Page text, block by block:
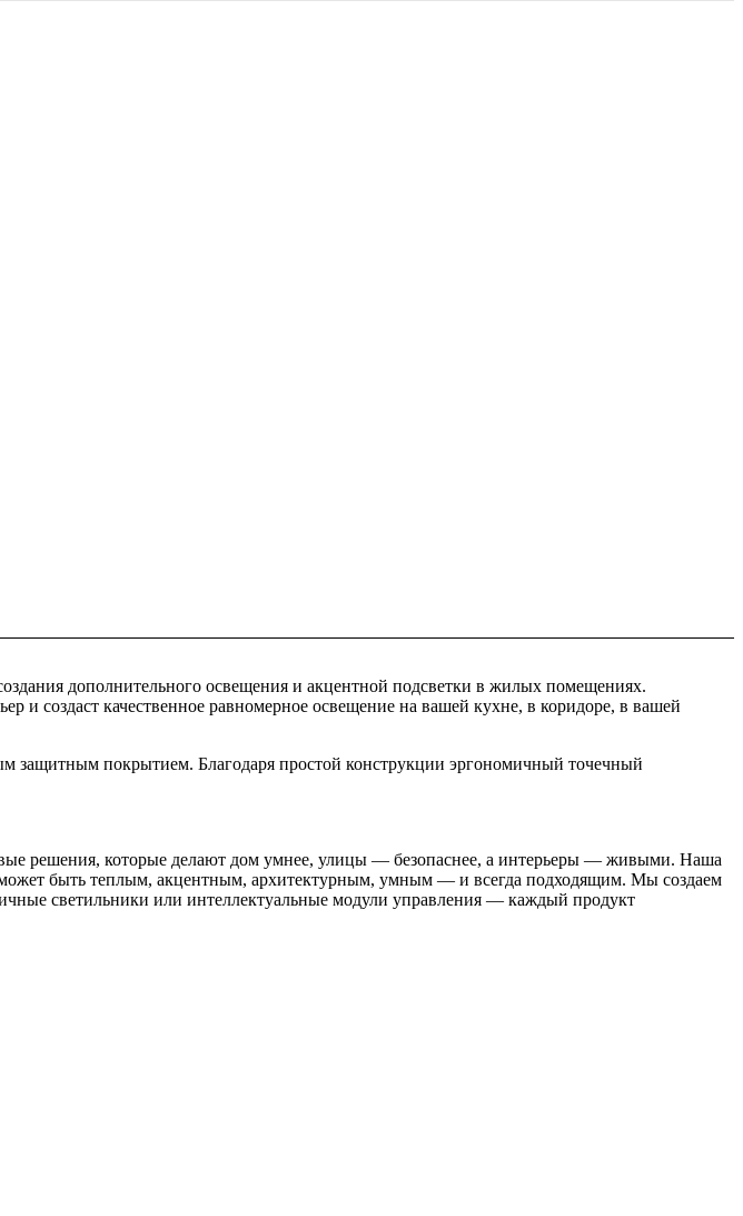
дополнительного освещения и акцентной подсветки в жилых помещениях.
создаст качественное равномерное освещение на вашей кухне, в коридоре, в вашей
защитным покрытием. Благодаря простой конструкции эргономичный точечный
решения, которые делают дом умнее, улицы — безопаснее, а интерьеры — живыми. Наша
быть теплым, акцентным, архитектурным, умным — и всегда подходящим. Мы создаем
светильники или интеллектуальные модули управления — каждый продукт